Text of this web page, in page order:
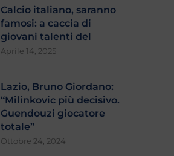
Calcio italiano, saranno
famosi: a caccia di
giovani talenti del
Aprile 14, 2025
Lazio, Bruno Giordano:
“Milinkovic più decisivo.
Guendouzi giocatore
totale”
Ottobre 24, 2024